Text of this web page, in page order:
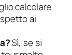
calcolare
ai
Sì, se si